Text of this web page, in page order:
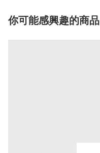
你可能感興趣的商品